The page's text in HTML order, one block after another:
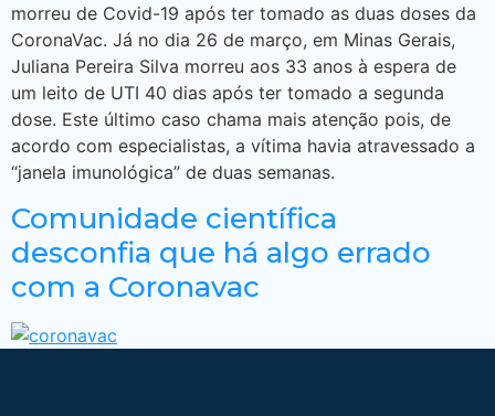
morreu de Covid-19 após ter tomado as duas doses da
CoronaVac. Já no dia 26 de março, em Minas Gerais,
Juliana Pereira Silva morreu aos 33 anos à espera de
um leito de UTI 40 dias após ter tomado a segunda
dose. Este último caso chama mais atenção pois, de
acordo com especialistas, a vítima havia atravessado a
“janela imunológica” de duas semanas.
Comunidade científica
desconfia que há algo errado
com a Coronavac